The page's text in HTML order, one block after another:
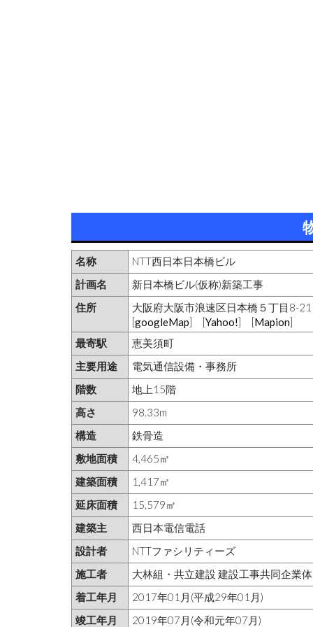
名称
NTT西日本日本橋ビル
計画名
新日本橋ビル(仮称)新築工事
住所
大阪府大阪市浪速区日本橋５丁目8-21
[googleMap] [Yahoo!] [Mapion]
最寄駅
恵美須町
主要用途
電気通信設備・事務所
階数
地上15階
高さ
98.33m
構造
鉄骨造
敷地面積
4,465㎡
建築面積
1,417㎡
延床面積
15,579㎡
建築主
西日本電信電話
設計者
NTTファシリティーズ
施工者
大林組・共立建設 建設工事共同企業体
着工年月
2017年01月(平成29年01月)
竣工年月
2019年07月(令和元年07月)